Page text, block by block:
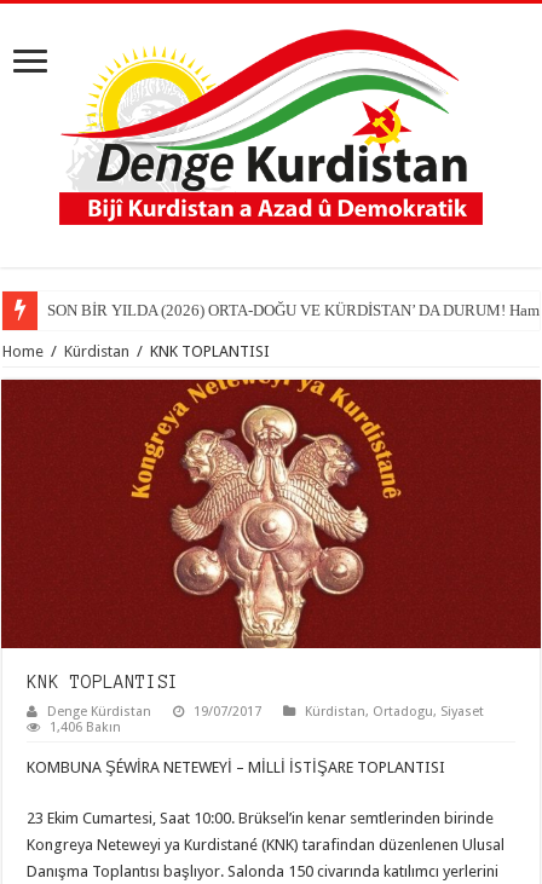
SON BİR YILDA (2026) ORTA-DOĞU VE KÜRDİSTAN’ DA DURUM!
Home / Kürdistan / KNK TOPLANTISI
KNK TOPLANTISI
Denge Kürdistan 19/07/2017 Kürdistan, Ortadogu, Siyaset
1,406 Bakın
KOMBUNA ŞÉWİRA NETEWEYİ – MİLLİ İSTİŞARE TOPLANTISI
23 Ekim Cumartesi, Saat 10:00. Brüksel’in kenar semtlerinden birinde
Kongreya Neteweyi ya Kurdistané (KNK) tarafindan düzenlenen Ulusal
Danışma Toplantısı başlıyor. Salonda 150 civarında katılımcı yerlerini